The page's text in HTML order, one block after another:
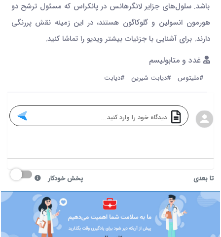
باشد. سلول‌های جزایر لانگرهانس در پانکراس که مسئول ترشح دو
هورمون انسولین و گلوکاگون هستند، در این زمینه نقش پررنگی
دارند. برای آشنایی با جزئیات بیشتر ویدیو را تماشا کنید.
غدد و متابولیسم
#ملیتوس #دیابت شیرین #دیابت
تا بعدی پخش خودکار